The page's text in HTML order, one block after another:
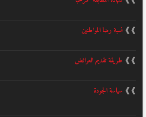
❱❱ نسبة رضا المواطنين
❱❱ طريقة تقديم العرائض
❱❱ سياسة الجودة